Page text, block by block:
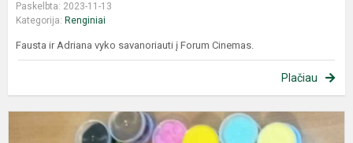
Paskelbta: 2023-11-13
Kategorija: Renginiai
Fausta ir Adriana vyko savanoriauti į Forum Cinemas.
Plačiau